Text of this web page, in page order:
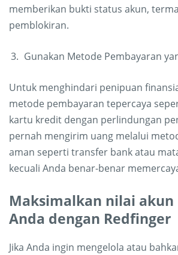
memberikan bukti status akun,
pemblokiran.
Gunakan Metode Pembayaran
Untuk menghindari penipuan
metode pembayaran tepercaya
kartu kredit dengan perlindungan
pernah mengirim uang melalui
aman seperti transfer bank atau
kecuali Anda benar-benar
Maksimalkan nilai akun
Anda dengan Redfinger
Jika Anda ingin mengelola atau